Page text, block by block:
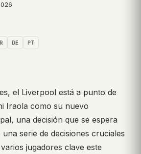
DE PT
el Liverpool está a punto de
Iraola como su nuevo
una decisión que se espera
serie de decisiones cruciales
jugadores clave este